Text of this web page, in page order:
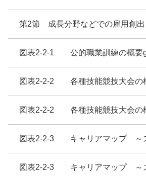
第2節 成長分野などでの雇用創出
図表2-2-1 公的職業訓練の概要
図表2-2-2 各種技能競技大会の
図表2-2-2 各種技能競技大会の
図表2-2-3 キャリアマップ ～
図表2-2-3 キャリアマップ ～